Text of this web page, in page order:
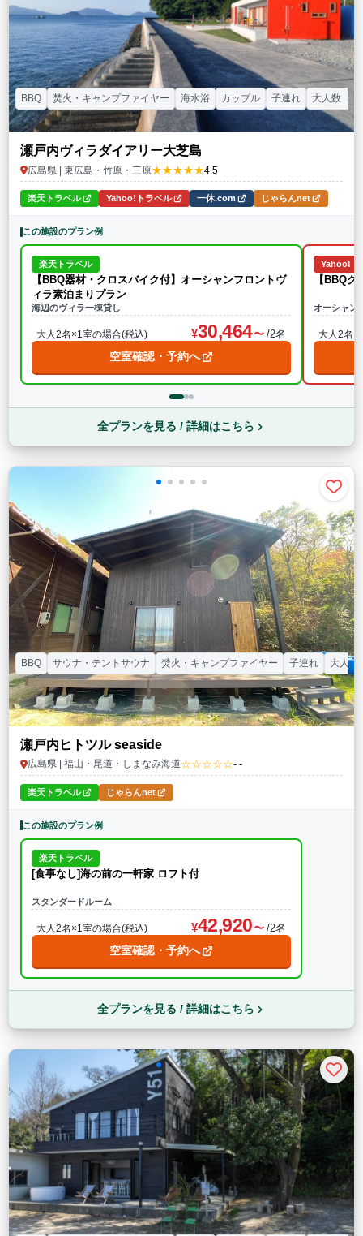
瀬戸内ヴィラダイアリー大芝島
広島県 | 東広島・竹原・三原★★★★★4.5
BBQ 焚火・キャンプファイヤー 海水浴 カップル 子連れ 大人数（
楽天トラベル Yahoo!トラベル 一休.com じゃらんnet
この施設のプラン例
楽天トラベル
【BBQ器材・クロスバイク付】オーシャンフロントヴ
ィラ素泊まりプラン
海辺のヴィラ一棟貸し
大人2名×1室の場合(税込) 30,464 /2名
空室確認・予約へ
Yahoo!ト
【BBQ
オーシャン
大人2名
全プランを見る / 詳細はこちら
瀬戸内ヒトツル seaside
広島県 | 福山・尾道・しまなみ海道☆☆☆☆☆- -
BBQ サウナ・テントサウナ 焚火・キャンプファイヤー 子連れ 大人数
楽天トラベル じゃらんnet
この施設のプラン例
楽天トラベル
[食事なし]海の前の一軒家 ロフト付
スタンダードルーム
大人2名×1室の場合(税込) 42,920 /2名
空室確認・予約へ
全プランを見る / 詳細はこちら